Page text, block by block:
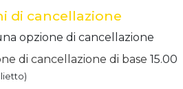
di cancellazione
opzione di cancellazione
di cancellazione di base 15.00